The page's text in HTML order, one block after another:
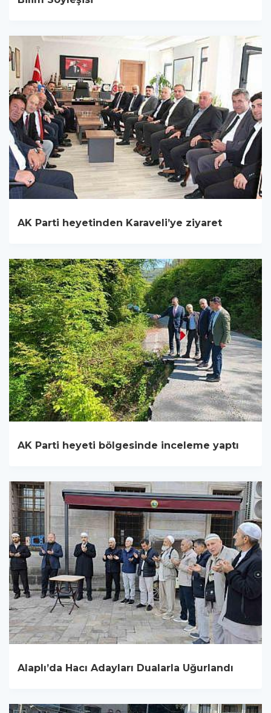
AK Parti heyetinden Karaveli’ye ziyaret
AK Parti heyeti bölgesinde inceleme yaptı
Alaplı’da Hacı Adayları Dualarla Uğurlandı